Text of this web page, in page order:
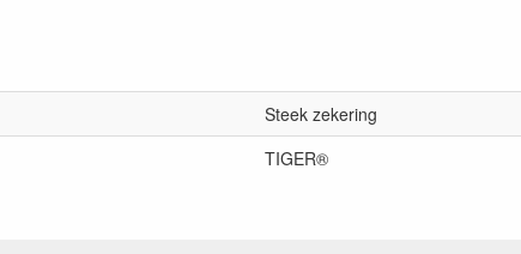
Steek zekering
TIGER®